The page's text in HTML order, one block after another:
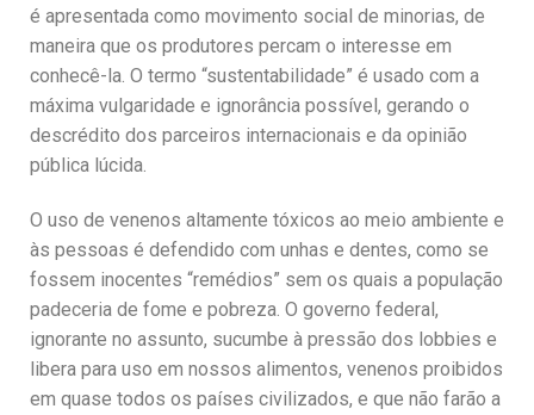
é apresentada como movimento social de minorias, de
maneira que os produtores percam o interesse em
conhecê-la. O termo “sustentabilidade” é usado com a
máxima vulgaridade e ignorância possível, gerando o
descrédito dos parceiros internacionais e da opinião
pública lúcida.
O uso de venenos altamente tóxicos ao meio ambiente e
às pessoas é defendido com unhas e dentes, como se
fossem inocentes “remédios” sem os quais a população
padeceria de fome e pobreza. O governo federal,
ignorante no assunto, sucumbe à pressão dos lobbies e
libera para uso em nossos alimentos, venenos proibidos
em quase todos os países civilizados, e que não farão a